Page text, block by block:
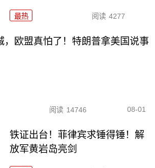
最热 阅读 4277
，欧盟真怕了！特朗普拿美国说事
阅读 14746 08-01
铁证出台！菲律宾求锤得锤！解
放军黄岩岛亮剑